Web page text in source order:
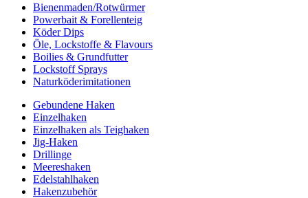
Bienenmaden/Rotwürmer
Powerbait & Forellenteig
Köder Dips
Öle, Lockstoffe & Flavours
Boilies & Grundfutter
Lockstoff Sprays
Naturköderimitationen
Gebundene Haken
Einzelhaken
Einzelhaken als Teighaken
Jig-Haken
Drillinge
Meereshaken
Edelstahlhaken
Hakenzubehör